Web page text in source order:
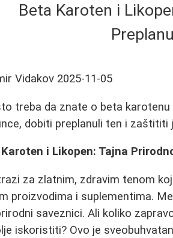
Beta Karoten i
Vidakov 2025-11-05
treba da znate o beta
dobiti preplanuli ten i zaštititi
i Likopen: Tajna
za zlatnim, zdravim tenom
proizvodima i suplementima.
saveznici. Ali koliko
iskoristiti? Ovo je